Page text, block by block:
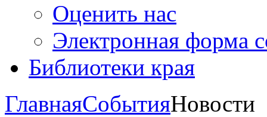
Оценить нас
Электронная форма
Библиотеки края
ГлавнаяСобытияНовости